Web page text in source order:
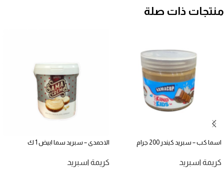
منتجات ذات صلة
اسما كب – سبريد كيندر 200 جرام
كريمة اسبريد
الاحمدى – سبريد سما ابيض 1 ك
كريمة اسبريد